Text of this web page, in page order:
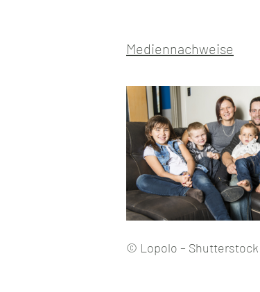
Mediennachweise
© Lopolo – Shutterstock